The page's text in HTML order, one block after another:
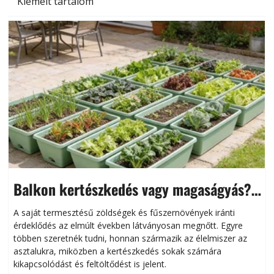
Balkon kertészkedés vagy magaságyás?
Helytakarékos kertészkedés
A saját termesztésű zöldségek és fűszernövények iránti
érdeklődés az elmúlt években látványosan megnőtt. Egyre
többen szeretnék tudni, honnan származik az élelmiszer az
asztalukra, miközben a kertészkedés sokak számára
kikapcsolódást és feltöltődést is jelent.